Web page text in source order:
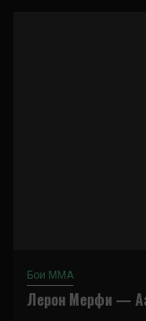
Бои ММА
Лерон Мерфи —